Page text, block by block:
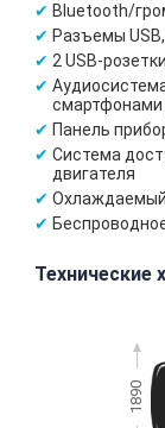
Bluetooth/
Разъемы USB,
2 USB-
смартфонами
Панель
Система
двигателя
Технические
1890